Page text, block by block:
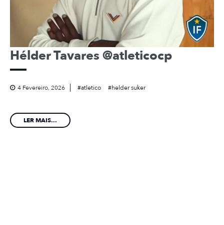
Hélder Tavares @atleticocp
4 Fevereiro, 2026 atletico helder suker
LER MAIS...